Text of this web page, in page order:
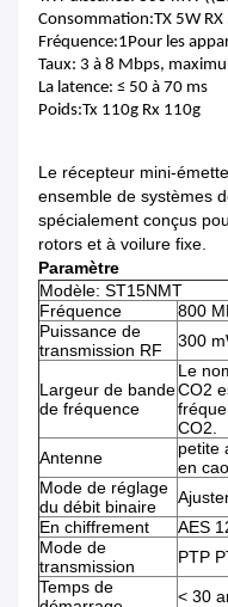
Consommation:TX 5W RX
Fréquence:1Pour les
Taux: 3 à 8 Mbps,
La latence: ≤ 50 à 70 ms
Poids:Tx 110g Rx 110g
Le récepteur mini-
ensemble de systèmes
spécialement conçus
rotors et à voilure fixe.
Paramètre
Modèle: ST15NMT
Fréquence
800
Puissance de
transmission RF
300
Largeur de bande
de fréquence
Le
CO2
CO2.
Antenne
petite
en
Mode de réglage
du débit binaire
En chiffrement
AES
Mode de
transmission
PTP
Temps de
< 30